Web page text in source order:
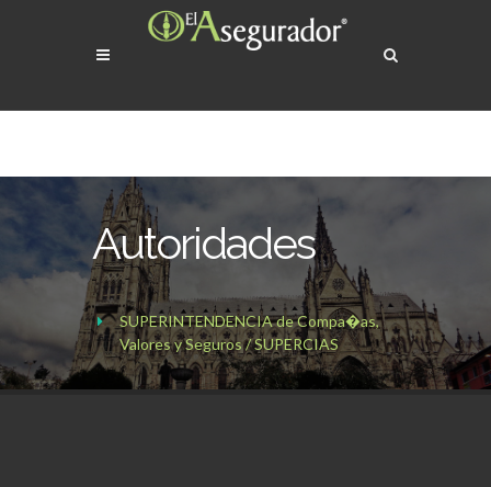
Autoridades
SUPERINTENDENCIA de Compa�as,
Valores y Seguros / SUPERCIAS